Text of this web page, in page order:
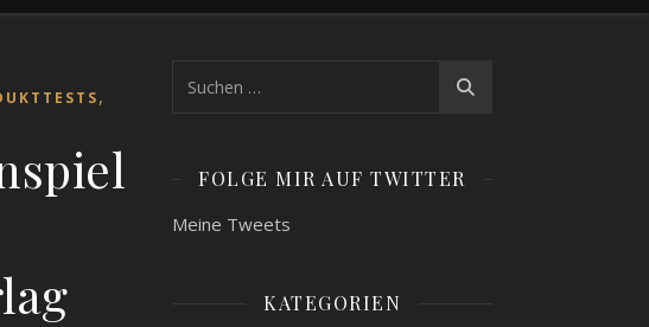
,
FOLGE MIR AUF TWITTER
Meine Tweets
KATEGORIEN